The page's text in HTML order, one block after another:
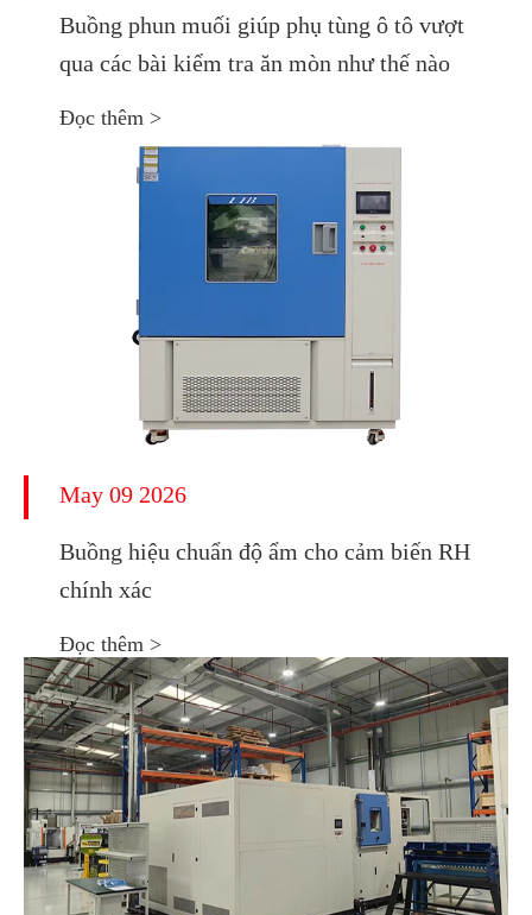
Buồng phun muối giúp phụ tùng ô tô vượt
qua các bài kiểm tra ăn mòn như thế nào
Đọc thêm >
May 09 2026
Buồng hiệu chuẩn độ ẩm cho cảm biến RH
chính xác
Đọc thêm >